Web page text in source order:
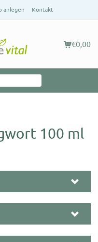
anlegen Kontakt
€0,00
100 ml